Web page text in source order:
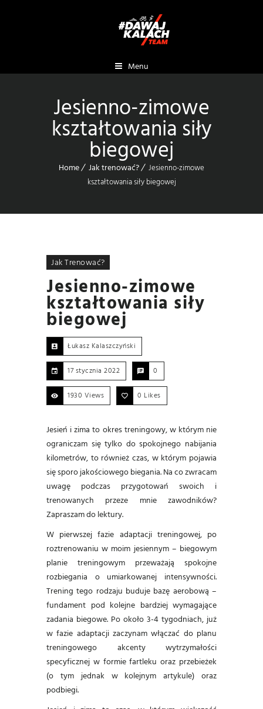
Menu
Jesienno-zimowe
kształtowania siły
biegowej
Home Jak trenować?
Jesienno-zimowe
kształtowania siły biegowej
Jak Trenować?
Jesienno-zimowe
kształtowania siły
biegowej
Łukasz Kalaszczyński
17 stycznia 2022 0
1930 Views 0 Likes
Jesień i zima to okres treningowy, w którym nie
ograniczam się tylko do spokojnego nabijania
kilometrów, to również czas, w którym pojawia
się sporo jakościowego biegania. Na co zwracam
uwagę podczas przygotowań swoich i
trenowanych przeze mnie zawodników?
Zapraszam do lektury.
W pierwszej fazie adaptacji treningowej, po
roztrenowaniu w moim jesiennym – biegowym
planie treningowym przeważają spokojne
rozbiegania o umiarkowanej intensywności.
Trening tego rodzaju buduje bazę aerobową –
fundament pod kolejne bardziej wymagające
zadania biegowe. Po około 3-4 tygodniach, już
w fazie adaptacji zaczynam włączać do planu
treningowego akcenty wytrzymałości
specyficznej w formie fartleku oraz przebieżek
(o tym jednak w kolejnym artykule) oraz
podbiegi.